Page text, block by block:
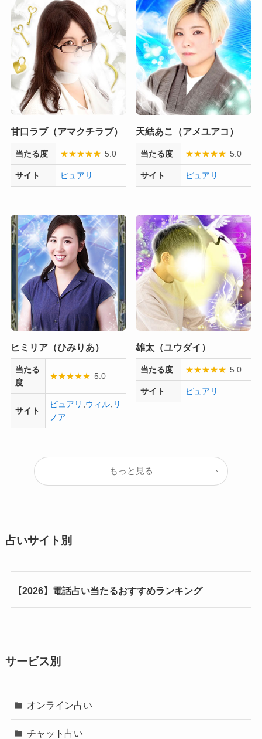
甘口ラブ（アマクチラブ）
当たる度 ★★★★★ 5.0
サイト ピュアリ
天結あこ（アメユアコ）
当たる度 ★★★★★ 5.0
サイト ピュアリ
ヒミリア（ひみりあ）
当たる
度
★★★★★ 5.0
サイト
ピュアリ ,ウィル, リ
ノア
雄太（ユウダイ）
当たる度 ★★★★★ 5.0
サイト ピュアリ
もっと見る
占いサイト別
【2026】電話占い当たるおすすめランキング
サービス別
オンライン占い
チャット占い